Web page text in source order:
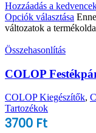
Hozzáadás a
Opciók választása
változatok a
Összehasonlítás
COLOP
COLOP Kiegészítők,
Tartozékok
3700 Ft